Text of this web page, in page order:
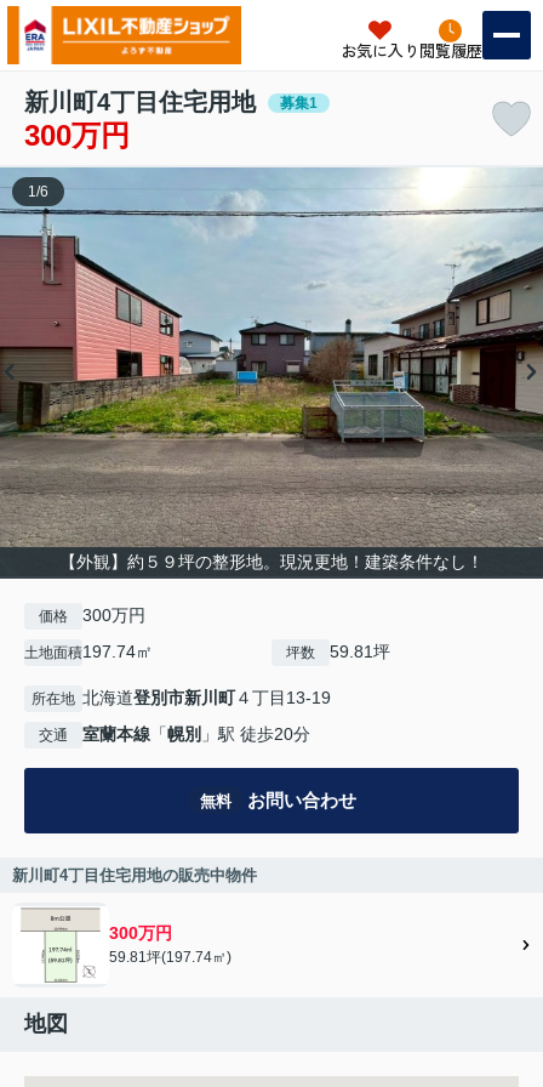
お気に入り 閲覧履歴
新川町4丁目住宅用地 募集1
300万円
【外観】約５９坪の整形地。現況更地！建築条件なし！
1/6
価格 300万円
土地面積197.74㎡ 坪数 59.81坪
所在地 北海道登別市新川町４丁目13-19
交通 室蘭本線 「幌別 」駅 徒歩20分
無料 お問い合わせ
新川町4丁目住宅用地の販売中物件
300万円
59.81坪(197.74㎡)
地図